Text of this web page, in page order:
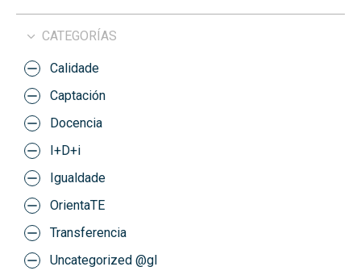
CATEGORÍAS
Calidade
Captación
Docencia
I+D+i
Igualdade
OrientaTE
Transferencia
Uncategorized @gl